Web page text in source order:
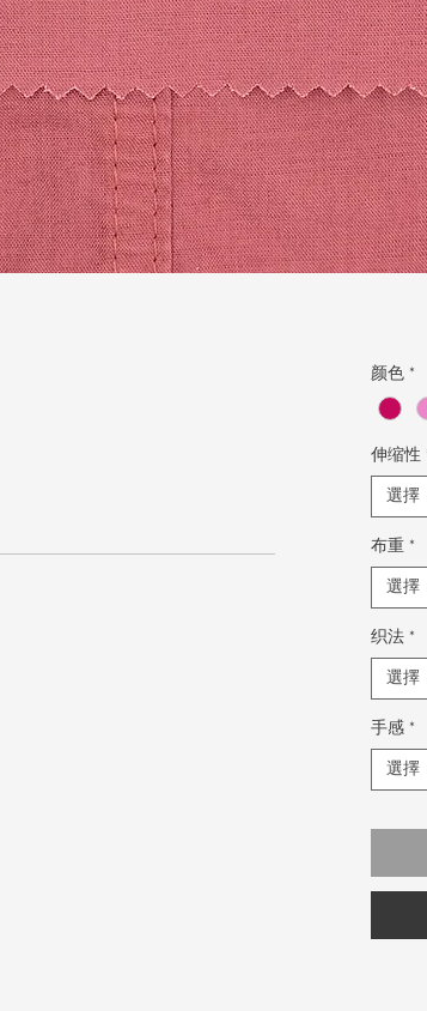
颜色 *
伸缩性
選擇
布重 *
選擇
织法 *
選擇
手感 *
選擇